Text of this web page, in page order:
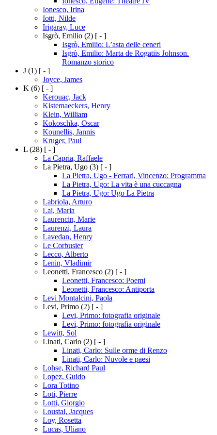
Ionesco, Irina
Iotti, Nilde
Irigaray, Luce
Isgrò, Emilio (2) [ - ]
Isgrò, Emilio: L’asta delle ceneri
Isgrò, Emilio: Marta de Rogatiis Johnson.
Romanzo storico
J (1) [ - ]
Joyce, James
K (6) [ - ]
Kerouac, Jack
Kistemaeckers, Henry
Klein, William
Kokoschka, Oscar
Kounellis, Jannis
Kruger, Paul
L (28) [ - ]
La Capria, Raffaele
La Pietra, Ugo (3) [ - ]
La Pietra, Ugo - Ferrari, Vincenzo: Programma
La Pietra, Ugo: La vita è una cuccagna
La Pietra, Ugo: Ugo La Pietra
Labriola, Arturo
Lai, Maria
Laurencin, Marie
Laurenzi, Laura
Lavedan, Henry
Le Corbusier
Lecco, Alberto
Lenin, Vladimir
Leonetti, Francesco (2) [ - ]
Leonetti, Francesco: Poemi
Leonetti, Francesco: Antiporta
Levi Montalcini, Paola
Levi, Primo (2) [ - ]
Levi, Primo: fotografia originale
Levi, Primo: fotografia originale
Lewitt, Sol
Linati, Carlo (2) [ - ]
Linati, Carlo: Sulle orme di Renzo
Linati, Carlo: Nuvole e paesi
Lohse, Richard Paul
Lopez, Guido
Lora Totino
Loti, Pierre
Lotti, Giorgio
Loustal, Jacques
Loy, Rosetta
Lucas, Uliano